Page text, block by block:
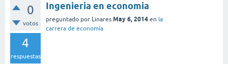
0
votos
4
respuestas
Ingenieria en economia
preguntado por Linares May 6, 2014 en la
carrera de economía